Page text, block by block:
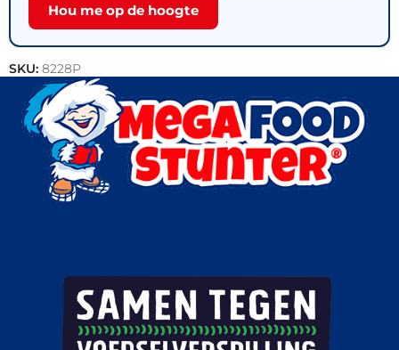
Hou me op de hoogte
SKU: 8228P
Categorie: Kip